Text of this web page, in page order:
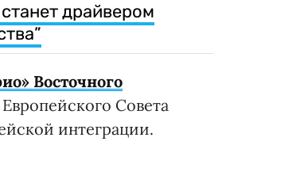
драйвером
Восточного
Совета
интеграции.